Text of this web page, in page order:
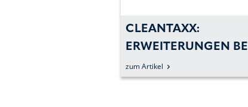
CLEANTAXX:
ERWEITERUNGEN
RUSSFILTERREINIGER
zum Artikel